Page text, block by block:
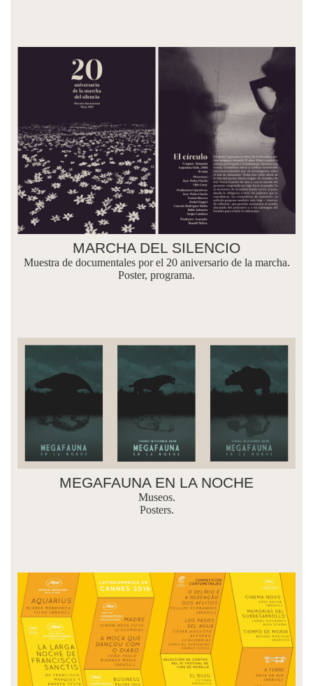
MARCHA DEL SILENCIO
Muestra de documentales por el 20 aniversario de la marcha.
Poster, programa.
MEGAFAUNA EN LA NOCHE
Museos.
Posters.